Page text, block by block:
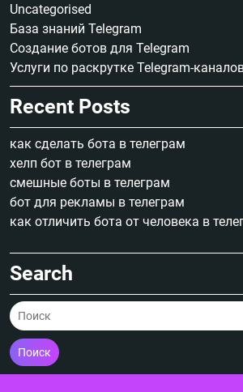
Uncategorised
База знаний Telegram
Создание ботов для Telegram
Услуги по раскрутке Telegram-
Recent Posts
как сделать бота в телеграм
хелп бот в телеграм
смешные боты в телеграм
бот для рекламы в телеграм
как отличить бота от человека в
Search
Поиск